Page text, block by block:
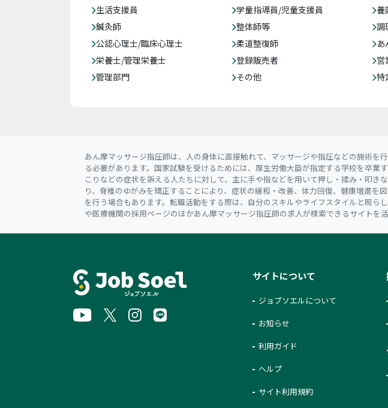
生活支援員
学童指導員/児童支援員
養
鍼灸師
整体師等
調
公認心理士/臨床心理士
柔道整復師
あ
栄養士/管理栄養士
登録販売者
営
管理部門
その他 特
あん摩マッサージ指圧師は、人の身体に直接触れて、マッサージや指圧などの施術
る必要があります。国家試験を受けるためには、厚生労働大臣が指定する学校を卒
こりなどの症状を訴える人たちに対して、主に手や指などを用いて押し・揉み・叩
り、脊椎のゆがみを矯正することにより、症状の緩和・改善、体力回復、健康増進
を行う場合もあります。転職活動をする際は、自分のスキルやライフスタイルと照
や医療機関の採用ページのほかあん摩マッサージ指圧師の求人が検索できるサイトを
サイトについて
ジョブソエルについて
お知らせ
利用ガイド
ヘルプ
サイト利用規約